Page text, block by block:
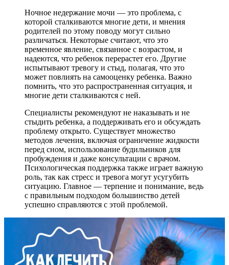
Ночное недержание мочи — это проблема, с
которой сталкиваются многие дети, и мнения
родителей по этому поводу могут сильно
различаться. Некоторые считают, что это
временное явление, связанное с возрастом, и
надеются, что ребенок перерастет его. Другие
испытывают тревогу и стыд, полагая, что это
может повлиять на самооценку ребенка. Важно
помнить, что это распространенная ситуация, и
многие дети сталкиваются с ней.
Специалисты рекомендуют не наказывать и не
стыдить ребенка, а поддерживать его и обсуждать
проблему открыто. Существует множество
методов лечения, включая ограничение жидкости
перед сном, использование будильников для
пробуждения и даже консультации с врачом.
Психологическая поддержка также играет важную
роль, так как стресс и тревога могут усугубить
ситуацию. Главное — терпение и понимание, ведь
с правильным подходом большинство детей
успешно справляются с этой проблемой.